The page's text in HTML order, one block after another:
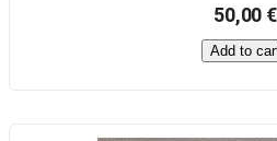
50,00 €
Add to